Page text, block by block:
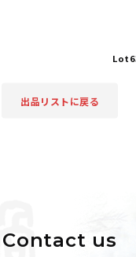
出品リストに戻る
Contact us